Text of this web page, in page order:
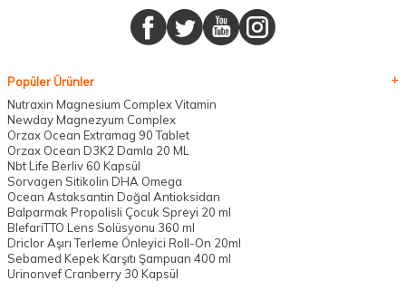
Popüler Ürünler
Nutraxin Magnesium Complex Vitamin
Newday Magnezyum Complex
Orzax Ocean Extramag 90 Tablet
Orzax Ocean D3K2 Damla 20 ML
Nbt Life Berliv 60 Kapsül
Sorvagen Sitikolin DHA Omega
Ocean Astaksantin Doğal Antioksidan
Balparmak Propolisli Çocuk Spreyi 20 ml
BlefariTTO Lens Solüsyonu 360 ml
Driclor Aşırı Terleme Önleyici Roll-On 20ml
Sebamed Kepek Karşıtı Şampuan 400 ml
Urinonvef Cranberry 30 Kapsül